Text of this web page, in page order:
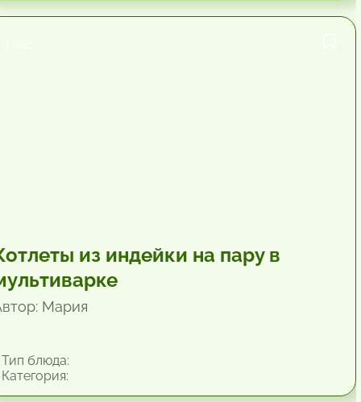
из индейки на пару в
Мария
блюда: